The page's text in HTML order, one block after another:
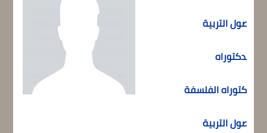
أصول التربية
الدكتوراه
دكتوراه الفلسفة
أصول التربية